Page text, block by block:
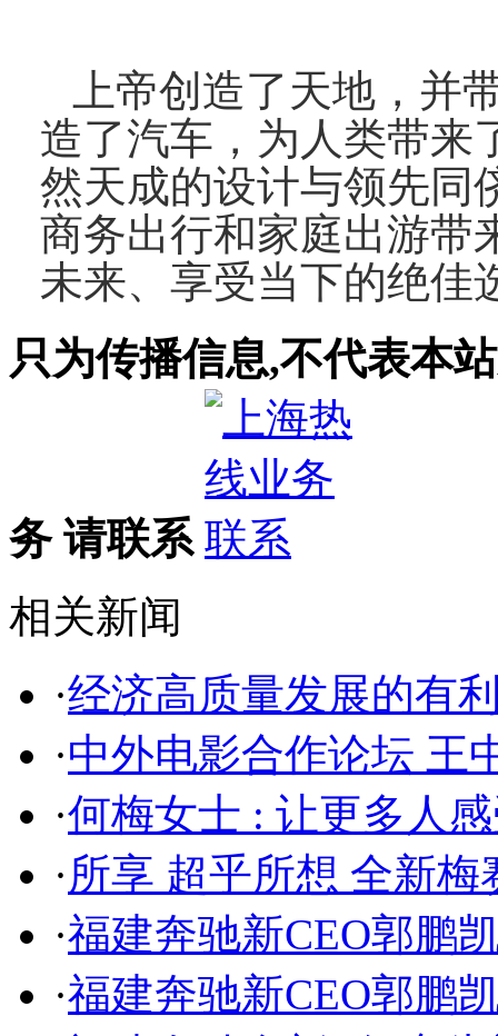
上帝创造了天地，并
造了汽车，为人类带来
然天成的设计与领先同
商务出行和家庭出游带
未来、享受当下的绝佳
只为传播信息,不代表本
务 请联系
相关新闻
·经济高质量发展的有
·中外电影合作论坛 王
·何梅女士 : 让更多人
·所享 超乎所想 全新梅
·福建奔驰新CEO郭鹏
·福建奔驰新CEO郭鹏